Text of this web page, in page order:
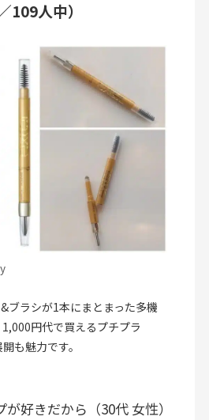
109人中）
ブラシが1本にまとまった多機
円代で買えるプチプラ
も魅力です。
好きだから（30代 女性）